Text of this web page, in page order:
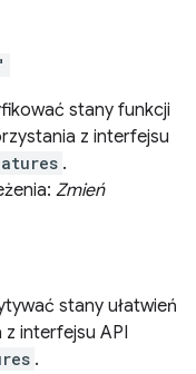
stany funkcji
z interfejsu
.
Zmień
stany ułatwień
interfejsu API
.